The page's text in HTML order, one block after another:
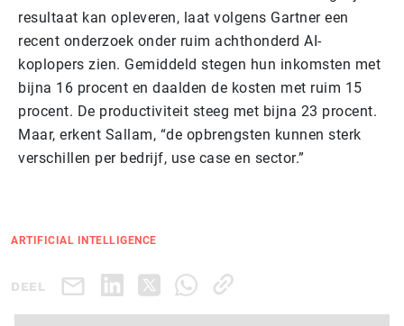
resultaat kan opleveren, laat volgens Gartner een
recent onderzoek onder ruim achthonderd AI-
koplopers zien. Gemiddeld stegen hun inkomsten met
bijna 16 procent en daalden de kosten met ruim 15
procent. De productiviteit steeg met bijna 23 procent.
Maar, erkent Sallam, “de opbrengsten kunnen sterk
verschillen per bedrijf, use case en sector.”
ARTIFICIAL INTELLIGENCE
DEEL